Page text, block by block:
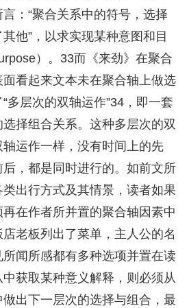
：“聚合关系中的符号，选择
他”，以求实现某种意图和目
）。33而《来劲》在聚合
看起来文本未在聚合轴上做选
多层次的双轴运作”34，即一套
择组合关系。这种多层次的双
运作一样，没有时间上的先
，都是同时进行的。如前文所
出行方式及其情景，读者如果
在作者所并置的聚合轴因素中
老板列出了菜单，主人公的名
闻所感都有多种选项并置在读
获取某种意义解释，则必须从
出下一层次的选择与组合，最